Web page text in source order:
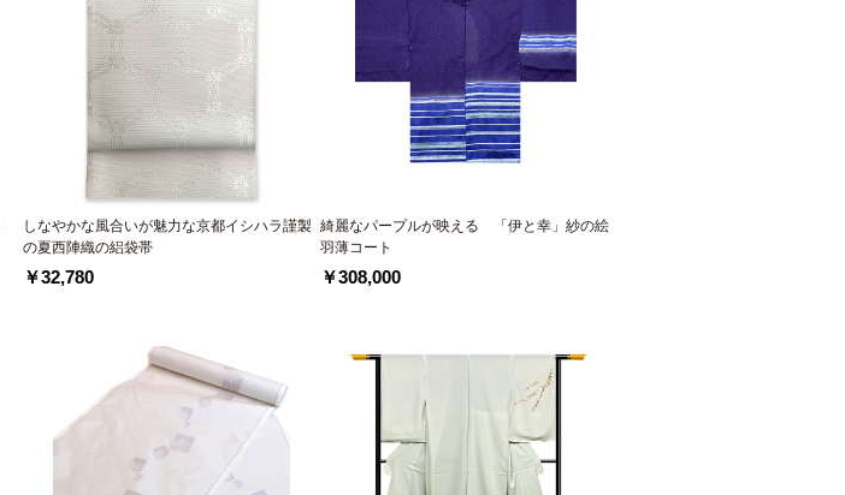
しなやかな風合いが魅力な京都イシハラ謹製
の夏西陣織の絽袋帯
￥32,780
綺麗なパープルが映える 「伊と幸」紗の絵
羽薄コート
￥308,000